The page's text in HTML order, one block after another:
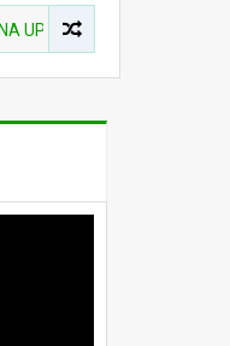
TEKANKAN NIAT